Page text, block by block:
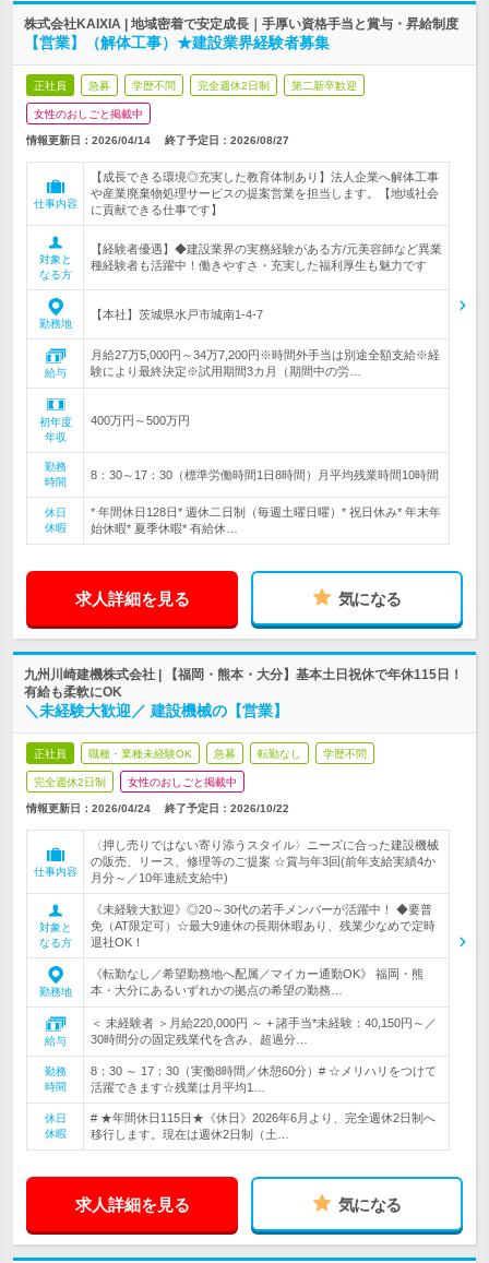
株式会社KAIXIA | 地域密着で安定成長｜手厚い資格手当と賞与・昇給制度
【営業】（解体工事）★建設業界経験者募集
正社員 急募 学歴不問 完全週休2日制 第二新卒歓迎
女性のおしごと掲載中
情報更新日：2026/04/14 終了予定日： 2026/08/27
仕事内容
【成長できる環境◎充実した教育体制あり】法人企業へ解体工事
や産業廃棄物処理サービスの提案営業を担当します。【地域社会
に貢献できる仕事です】
対象と
なる方
【経験者優遇】◆建設業界の実務経験がある方/元美容師など異業
種経験者も活躍中！働きやすさ・充実した福利厚生も魅力です
勤務地
【本社】茨城県水戸市城南1-4-7
給与
月給27万5,000円～34万7,200円※時間外手当は別途全額支給※経
験により最終決定※試用期間3カ月（期間中の労…
初年度
年収
400万円～500万円
勤務
時間
8：30～17：30（標準労働時間1日8時間）月平均残業時間10時間
休日
休暇
* 年間休日128日* 週休二日制（毎週土曜日曜）* 祝日休み* 年末年
始休暇* 夏季休暇* 有給休…
求人詳細を見る 気になる
九州川崎建機株式会社 | 【福岡・熊本・大分】基本土日祝休で年休115日！
有給も柔軟にOK
＼未経験大歓迎／ 建設機械の【営業】
正社員 職種・業種未経験OK 急募 転勤なし 学歴不問
完全週休2日制 女性のおしごと掲載中
情報更新日：2026/04/24 終了予定日： 2026/10/22
仕事内容
〈押し売りではない寄り添うスタイル〉ニーズに合った建設機械
の販売、リース、修理等のご提案 ☆賞与年3回(前年支給実績4か
月分～／10年連続支給中)
対象と
なる方
《未経験大歓迎》◎20～30代の若手メンバーが活躍中！ ◆要普
免（AT限定可）☆最大9連休の長期休暇あり、残業少なめで定時
退社OK！
勤務地
《転勤なし／希望勤務地へ配属／マイカー通勤OK》 福岡・熊
本・大分にあるいずれかの拠点の希望の勤務…
給与
＜ 未経験者 ＞月給220,000円 ～ + 諸手当*未経験：40,150円～／
30時間分の固定残業代を含み、超過分…
勤務
時間
8：30 ～ 17：30（実働8時間／休憩60分）# ☆メリハリをつけて
活躍できます☆残業は月平均1…
休日
休暇
# ★年間休日115日★《休日》2026年6月より、完全週休2日制へ
移行します。現在は週休2日制（土…
求人詳細を見る 気になる